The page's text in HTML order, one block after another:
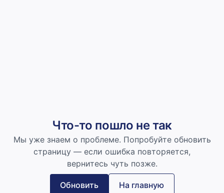
Что-то пошло не так
Мы уже знаем о проблеме. Попробуйте обновить
страницу — если ошибка повторяется,
вернитесь чуть позже.
Обновить На главную